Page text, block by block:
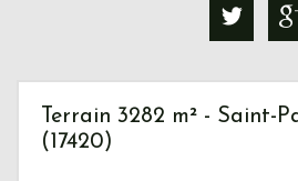
Terrain 3282 m² - Saint-
(17420)